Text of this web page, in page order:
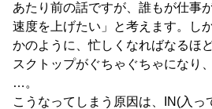
あたり前の話ですが、誰もが仕事
速度を上げたい」と考えます。し
かのように、忙しくなればなるほ
スクトップがぐちゃぐちゃになり
…。
こうなってしまう原因は、IN(入っ